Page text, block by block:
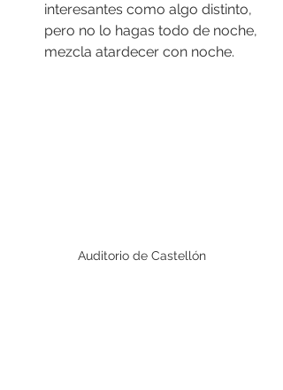
interesantes como algo distinto,
pero no lo hagas todo de noche,
mezcla atardecer con noche.
Auditorio de Castellón